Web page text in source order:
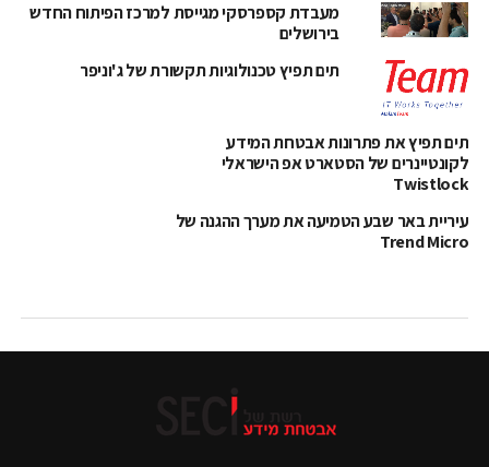
מעבדת קספרסקי מגייסת למרכז הפיתוח החדש
בירושלים
תים תפיץ טכנולוגיות תקשורת של ג'וניפר
תים תפיץ את פתרונות אבטחת המידע
לקונטיינרים של הסטארט אפ הישראלי
Twistlock
עיריית באר שבע הטמיעה את מערך ההגנה של
Trend Micro